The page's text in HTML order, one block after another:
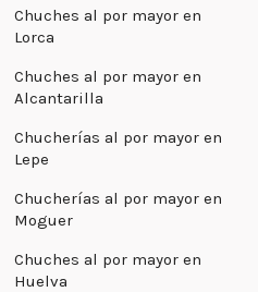
Chuches al por mayor en
Lorca
Chuches al por mayor en
Alcantarilla
Chucherías al por mayor en
Lepe
Chucherías al por mayor en
Moguer
Chuches al por mayor en
Huelva